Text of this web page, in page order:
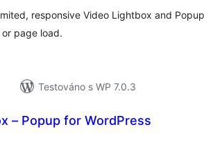
responsive Video Lightbox and
or page load.
Testováno s WP 7.0.3
– Popup for WordPress